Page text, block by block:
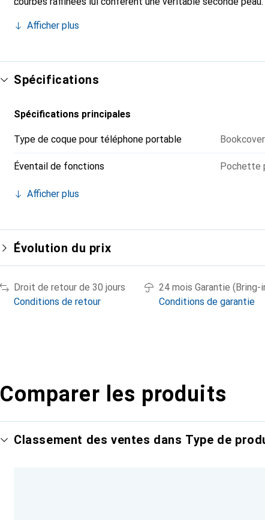
et constitue un choix sûr pour une clientèle exigeante.
Afficher plus
Spécifications
Spécifications principales
Type de coque pour téléphone portable Bookcover
Éventail de fonctions Pochette
Afficher plus
Évolution du prix
Droit de retour de 30 jours
Conditions de retour
24 mois Garantie (Bring-
Conditions de garantie
Comparer les produits
Classement des ventes dans Type de